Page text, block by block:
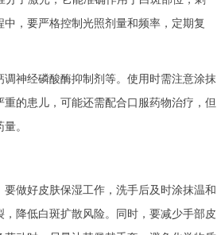
，要严格控制光照剂量和频率，定期复
神经磷酸酶抑制剂等。使用时需注意涂抹
的患儿，可能还需配合口服药物治疗，但
。​
做好皮肤保湿工作，洗手后及时涂抹温和
降低白斑扩散风险。同时，要减少手部皮